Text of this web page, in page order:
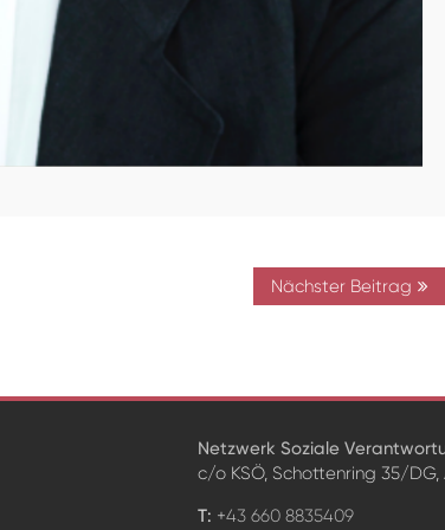
Nächster Beitrag
Netzwerk Soziale
c/o KSÖ, Schottenring 35/DG,
T: +43 660 8835409